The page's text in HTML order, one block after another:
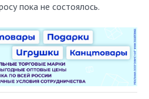
пока не состоялось.